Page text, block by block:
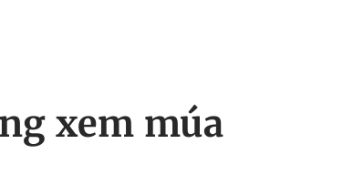
xem múa